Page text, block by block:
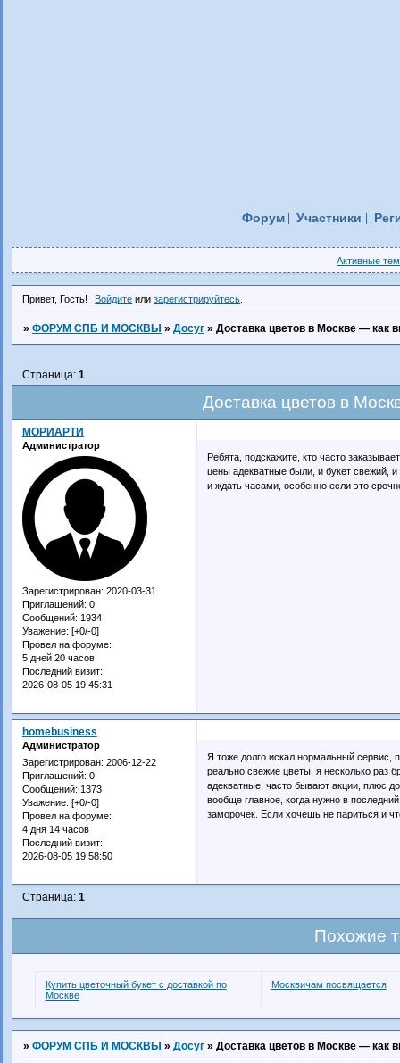
Форум Участники
Активные
Привет, Гость! Войдите илизарегистрируйтесь
» ФОРУМ СПБ И МОСКВЫ » Досуг » Доставка цветов в Москве — как
Доставка цветов в
Страница: 1
МОРИАРТИ
Администратор
Зарегистрирован: 2020-03-31
Приглашений: 0
Сообщений: 1934
Уважение: [+0/-0]
Провел на форуме:
5 дней 20 часов
Последний визит:
2026-08-05 19:45:31
Ребята, подскажите, кто часто
цены адекватные были, и букет свежий,
и ждать часами, особенно если это
homebusiness
Администратор
Зарегистрирован: 2006-12-22
Приглашений: 0
Сообщений: 1373
Уважение: [+0/-0]
Провел на форуме:
4 дня 14 часов
Последний визит:
2026-08-05 19:58:50
Я тоже долго искал нормальный сервис,
реально свежие цветы, я несколько раз
адекватные, часто бывают акции, плюс
вообще главное, когда нужно в
заморочек. Если хочешь не париться и
Страница: 1
Похожие
Купить цветочный букет с доставкой по
Москве
Москвичам посвящается
» ФОРУМ СПБ И МОСКВЫ » Досуг » Доставка цветов в Москве — как